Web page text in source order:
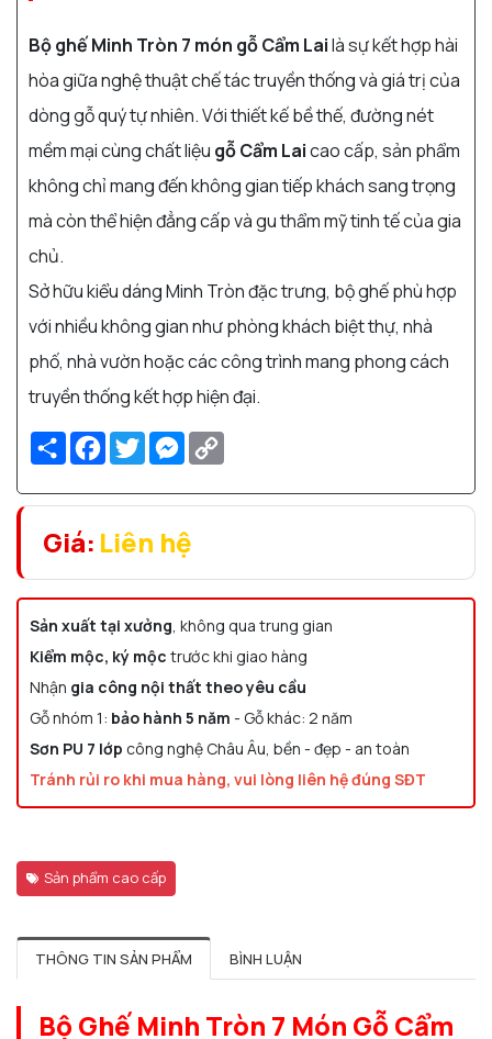
Bộ ghế Minh Tròn 7 món gỗ Cẩm Lailà sự kết hợp hài
hòa giữa nghệ thuật chế tác truyền thống và giá trị của
dòng gỗ quý tự nhiên. Với thiết kế bề thế, đường nét
mềm mại cùng chất liệu gỗ Cẩm Laicao cấp, sản phẩm
không chỉ mang đến không gian tiếp khách sang trọng
mà còn thể hiện đẳng cấp và gu thẩm mỹ tinh tế của gia
chủ.
Sở hữu kiểu dáng Minh Tròn đặc trưng, bộ ghế phù hợp
với nhiều không gian như phòng khách biệt thự, nhà
phố, nhà vườn hoặc các công trình mang phong cách
truyền thống kết hợp hiện đại.
Share Facebook
TwitterMessenger
Giá: Liên hệ
Sản xuất tại xưởng , không qua trung gian
Kiểm mộc, ký mộc trước khi giao hàng
Nhận gia công nội thất theo yêu cầu
Gỗ nhóm 1: bảo hành 5 năm - Gỗ khác: 2 năm
Sơn PU 7 lớp công nghệ Châu Âu, bền - đẹp - an toàn
Tránh rủi ro khi mua hàng, vui lòng liên hệ đúng SĐT
Sản phẩm cao cấp
THÔNG TIN SẢN PHẨM BÌNH LUẬN
Bộ Ghế Minh Tròn 7 Món Gỗ Cẩm